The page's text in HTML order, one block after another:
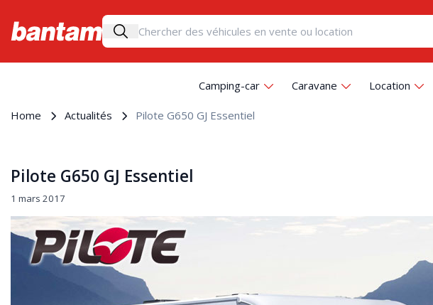
Camping-car Caravane Location
Home Actualités Pilote G650 GJ Essentiel
Pilote G650 GJ Essentiel
1 mars 2017